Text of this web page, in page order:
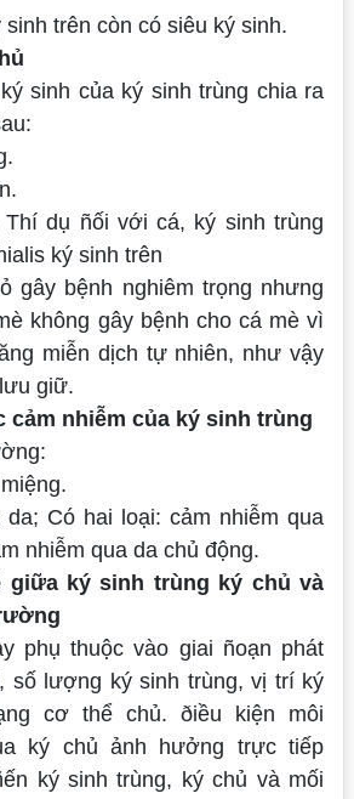
trên còn có siêu ký sinh.
sinh của ký sinh trùng chia ra
dụ ñối với cá, ký sinh trùng
ký sinh trên
gây bệnh nghiêm trọng nhưng
không gây bệnh cho cá mè vì
miễn dịch tự nhiên, như vậy
giữ.
cảm nhiễm của ký sinh trùng
da; Có hai loại: cảm nhiễm qua
nhiễm qua da chủ động.
giữa ký sinh trùng ký chủ và
phụ thuộc vào giai ñoạn phát
số lượng ký sinh trùng, vị trí ký
cơ thể chủ. ðiều kiện môi
ký chủ ảnh hưởng trực tiếp
ký sinh trùng, ký chủ và mối